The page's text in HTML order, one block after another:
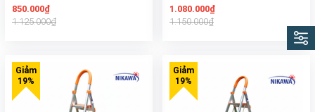
850.000₫
1.125.000₫
1.080.000₫
1.150.000₫